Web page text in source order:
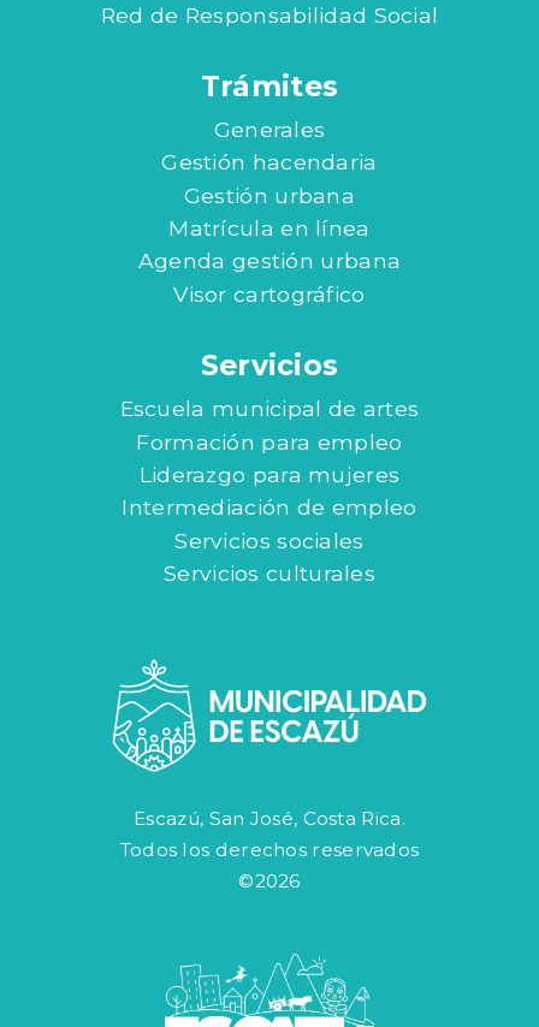
Red de Responsabilidad Social
Trámites
Generales
Gestión hacendaria
Gestión urbana
Matrícula en línea
Agenda gestión urbana
Visor cartográfico
Servicios
Escuela municipal de artes
Formación para empleo
Liderazgo para mujeres
Intermediación de empleo
Servicios sociales
Servicios culturales
Escazú, San José, Costa Rica.
Todos los derechos reservados
©2026